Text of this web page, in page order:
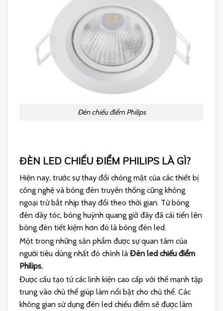
Đèn chiếu điểm Philips
ĐÈN LED CHIẾU ĐIỂM PHILIPS LÀ GÌ?
Hiện nay, trước sự thay đổi chóng mặt của các thiết bị
công nghệ và bóng đèn truyền thống cũng không
ngoại trừ bắt nhịp thay đổi theo thời gian. Từ bóng
đèn dây tóc, bóng huỳnh quang giờ đây đã cải tiến lên
bóng đèn tiết kiệm hơn đó là bóng đèn led.
Một trong những sản phẩm được sự quan tâm của
người tiêu dùng nhất đó chính là Đèn led chiếu điểm
Philips.
Được cấu tạo từ các linh kiện cao cấp với thế mạnh tập
trung vào chủ thể giúp làm nổi bật cho chủ thể. Các
không gian sử dụng đèn led chiếu điểm sẽ được làm